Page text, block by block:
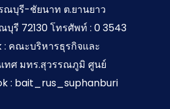
ณบุรี-ชัยนาท ต.ยานยาว
บุรี 72130 โทรศัพท์ : 0 3543
: คณะบริหารธุรกิจและ
ทศ มทร.สุวรรณภูมิ ศูนย์
: bait_rus_suphanburi